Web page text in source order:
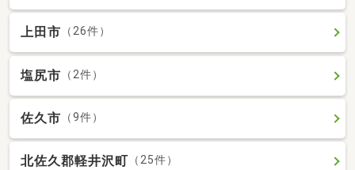
上田市 （26件）
塩尻市 （2件）
佐久市 （9件）
北佐久郡軽井沢町 （25件）